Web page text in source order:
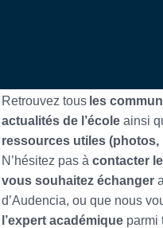
Retrouvez tous les
actualités de l’école ainsi
ressources utiles (photos,
N’hésitez pas à contacter
vous souhaitez échanger
d’Audencia, ou que nous
l’expert académique parmi